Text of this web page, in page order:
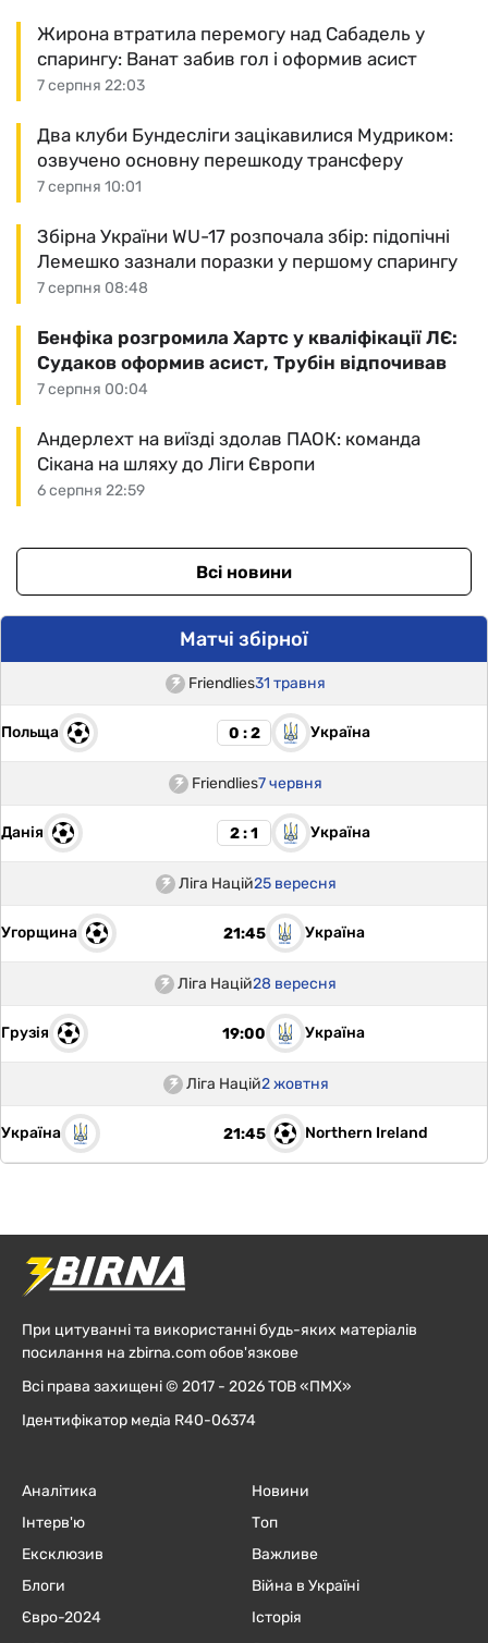
7 серпня 22:03
Жирона втратила перемогу над Сабадель у
спарингу: Ванат забив гол і оформив асист
7 серпня 10:01
Два клуби Бундесліги зацікавилися Мудриком:
озвучено основну перешкоду трансферу
7 серпня 08:48
Збірна України WU-17 розпочала збір: підопічні
Лемешко зазнали поразки у першому спарингу
7 серпня 00:04
Бенфіка розгромила Хартс у кваліфікації ЛЄ:
Судаков оформив асист, Трубін відпочивав
6 серпня 22:59
Андерлехт на виїзді здолав ПАОК: команда
Сікана на шляху до Ліги Європи
Всі новини
Матчі збірної
Friendlies31 травня
Польща 0 : 2 Україна
Friendlies7 червня
Данія 2 : 1 Україна
Ліга Націй25 вересня
Угорщина 21:45 Україна
Ліга Націй28 вересня
Грузія 19:00 Україна
Ліга Націй2 жовтня
Україна 21:45 Northern Ireland
При цитуванні та використанні будь-яких матеріалів
посилання на zbirna.com обов'язкове
Всі права захищені © 2017 - 2026 ТОВ «ПМХ»
Ідентифікатор медіа R40-06374
Аналітика
Інтерв'ю
Ексклюзив
Блоги
Євро-2024
Новини
Топ
Важливе
Війна в Україні
Історія